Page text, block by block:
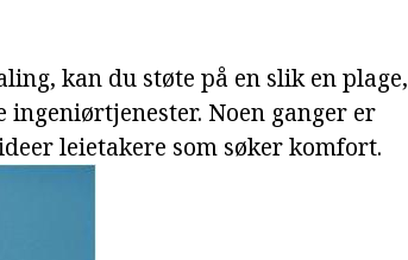
kan du støte på en slik en plage,
ingeniørtjenester. Noen ganger er
leietakere som søker komfort.